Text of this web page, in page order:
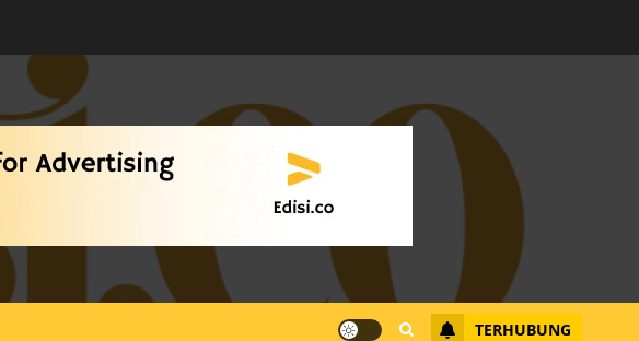
TERHUBUNG
Warga Rempang Ajukan
Kota Batam, Soroti
Aktivitas yang Resahkan
0
Batam Berhenti
Merampas Tanah Warga
Rempang
JULI 15, 2026